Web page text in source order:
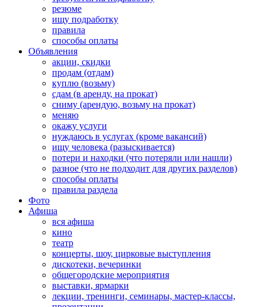
резюме
ищу подработку
правила
способы оплаты
Объявления
акции, скидки
продам (отдам)
куплю (возьму)
сдам (в аренду, на прокат)
сниму (арендую, возьму на прокат)
меняю
окажу услуги
нуждаюсь в услугах (кроме вакансий)
ищу человека (разыскивается)
потери и находки (что потеряли или нашли)
разное (что не подходит для других разделов)
способы оплаты
правила раздела
Фото
Афиша
вся афиша
кино
театр
концерты, шоу, цирковые выступления
дискотеки, вечеринки
общегородские мероприятия
выставки, ярмарки
лекции, тренинги, семинары, мастер-классы,